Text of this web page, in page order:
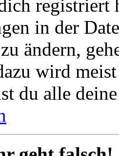
registriert
in der
ändern,
wird
du alle